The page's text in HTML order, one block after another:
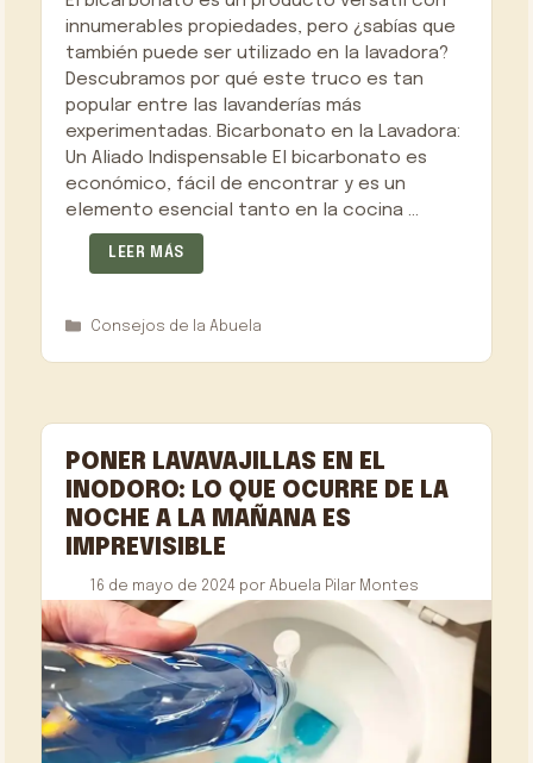
innumerables propiedades, pero ¿sabías que
también puede ser utilizado en la lavadora?
Descubramos por qué este truco es tan
popular entre las lavanderías más
experimentadas. Bicarbonato en la Lavadora:
Un Aliado Indispensable El bicarbonato es
económico, fácil de encontrar y es un
elemento esencial tanto en la cocina …
LEER MÁS
Categorías
Consejos de la Abuela
PONER LAVAVAJILLAS EN EL
INODORO: LO QUE OCURRE DE LA
NOCHE A LA MAÑANA ES
IMPREVISIBLE
16 de mayo de 2024 por Abuela Pilar Montes